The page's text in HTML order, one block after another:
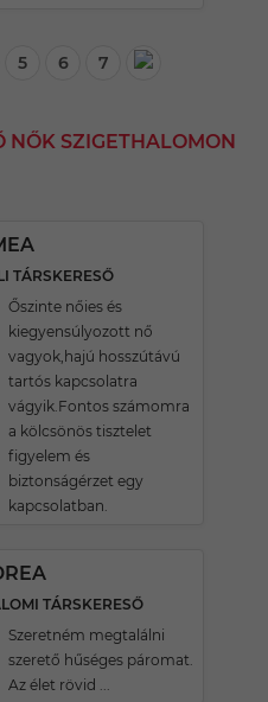
5 6 7
NŐK SZIGETHALOMON
TÁRSKERESŐ
Őszinte nőies és
kiegyensúlyozott nő
vagyok,hajú hosszútávú
tartós kapcsolatra
vágyik.Fontos számomra
a kölcsönös tisztelet
figyelem és
biztonságérzet egy
kapcsolatban.
TÁRSKERESŐ
Szeretném megtalálni
szerető hűséges páromat.
Az élet rövid ...